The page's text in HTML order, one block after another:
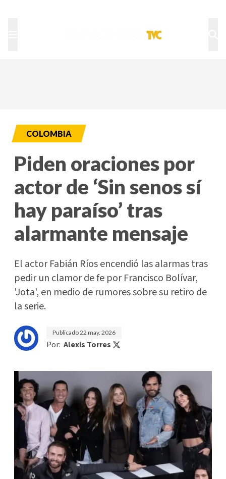
COLOMBIA
Piden oraciones por
actor de ‘Sin senos sí
hay paraíso’ tras
alarmante mensaje
El actor Fabián Ríos encendió las alarmas tras
pedir un clamor de fe por Francisco Bolívar,
'Jota', en medio de rumores sobre su retiro de
la serie.
Publicado22 may. 2026
Por: Alexis Torres